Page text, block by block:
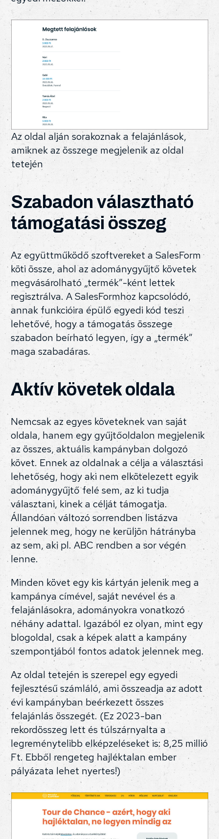
Az oldal alján sorakoznak a felajánlások,
amiknek az összege megjelenik az oldal
tetején
Szabadon választható
támogatási összeg
Az együttműködő szoftvereket a SalesForm
köti össze, ahol az adománygyűjtő követek
megvásárolható „termék”-ként lettek
regisztrálva. A SalesFormhoz kapcsolódó,
annak funkcióira épülő egyedi kód teszi
lehetővé, hogy a támogatás összege
szabadon beírható legyen, így a „termék”
maga szabadáras.
Aktív követek oldala
Nemcsak az egyes követeknek van saját
oldala, hanem egy gyűjtőoldalon megjelenik
az összes, aktuális kampányban dolgozó
követ. Ennek az oldalnak a célja a választási
lehetőség, hogy aki nem elkötelezett egyik
adománygyűjtő felé sem, az ki tudja
választani, kinek a célját támogatja.
Állandóan változó sorrendben listázva
jelennek meg, hogy ne kerüljön hátrányba
az sem, aki pl. ABC rendben a sor végén
lenne.
Minden követ egy kis kártyán jelenik meg a
kampánya címével, saját nevével és a
felajánlásokra, adományokra vonatkozó
néhány adattal. Igazából ez olyan, mint egy
blogoldal, csak a képek alatt a kampány
szempontjából fontos adatok jelennek meg.
Az oldal tetején is szerepel egy egyedi
fejlesztésű számláló, ami összeadja az adott
évi kampányban beérkezett összes
felajánlás összegét. (Ez 2023-ban
rekordösszeg lett és túlszárnyalta a
legreménytelibb elképzeléseket is: 8,25 millió
Ft. Ebből rengeteg hajléktalan ember
pályázata lehet nyertes!)